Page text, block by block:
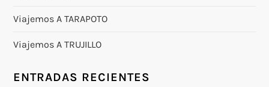
Viajemos A TARAPOTO
Viajemos A TRUJILLO
ENTRADAS RECIENTES